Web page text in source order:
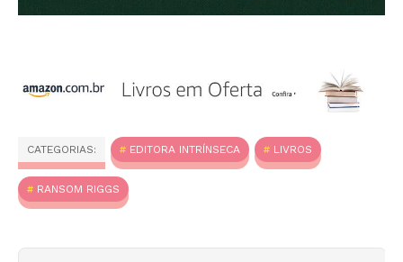
CATEGORIAS: EDITORA INTRÍNSECA LIVROS
RANSOM RIGGS